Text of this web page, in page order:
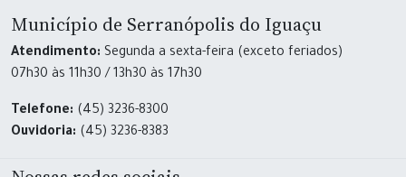
Município de Serranópolis do Iguaçu
Atendimento: Segunda a sexta-feira (exceto feriados)
07h30 às 11h30 / 13h30 às 17h30
Telefone: (45) 3236-8300
Ouvidoria: (45) 3236-8383